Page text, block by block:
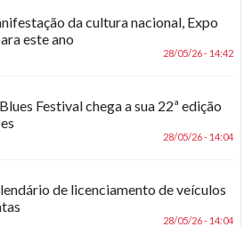
da cultura nacional, Expo
este ano
28/05/26 - 14:42
Festival chega a sua 22ª edição
28/05/26 - 14:04
de licenciamento de veículos
28/05/26 - 14:04